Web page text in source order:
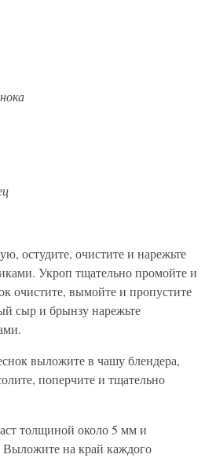
остудите, очистите и нарежьте
Укроп тщательно промойте и
очистите, вымойте и пропустите
сыр и брынзу нарежьте
выложите в чашу блендера,
поперчите и тщательно
толщиной около 5 мм и
Выложите на край каждого